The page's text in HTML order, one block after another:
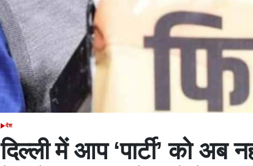
POSTED
IN
देश
दिल्ली में आप ‘पार्टी’ को अब